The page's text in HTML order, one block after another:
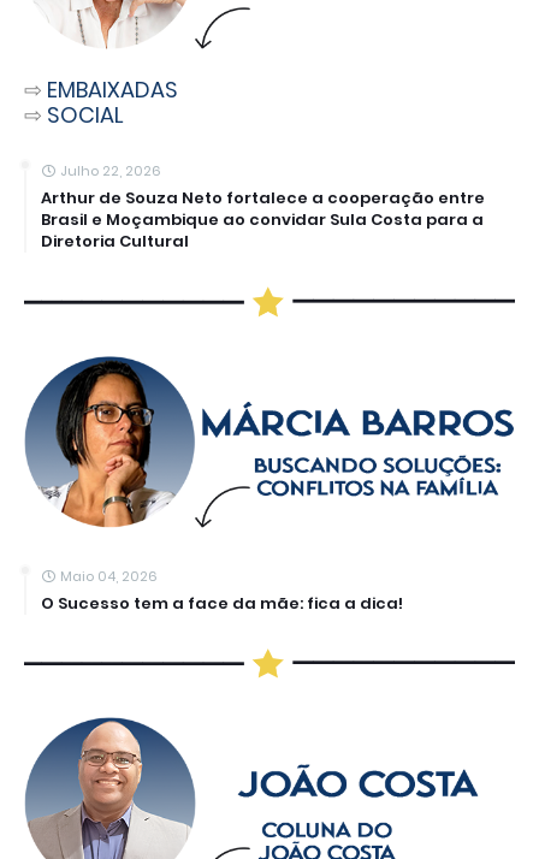
⇨ EMBAIXADAS
⇨ SOCIAL
Julho 22, 2026
Arthur de Souza Neto fortalece a cooperação entre
Brasil e Moçambique ao convidar Sula Costa para a
Diretoria Cultural
Maio 04, 2026
O Sucesso tem a face da mãe: fica a dica!